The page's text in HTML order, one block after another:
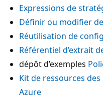
Expressions de
Définir ou modifier
Réutilisation de
Référentiel d’extrait
dépôt d’exemples
Kit de ressources
Azure